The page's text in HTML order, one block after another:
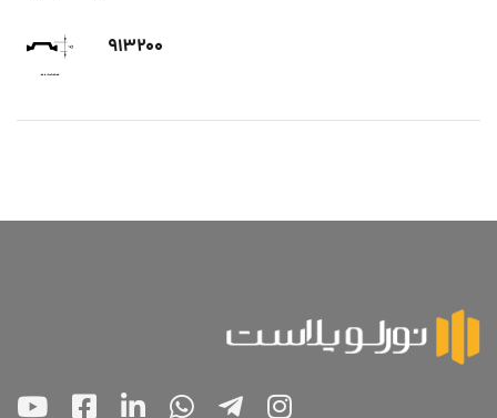
۹۱۳۲۰۰